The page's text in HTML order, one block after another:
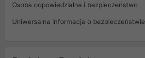
Osoba odpowiedzialna i bezpieczeństwo
Uniwersalna informacja o bezpieczeństwie